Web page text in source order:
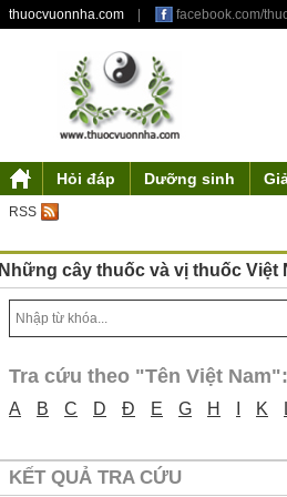
thuocvuonnha.com facebook.com/
Hỏi đáp
Dưỡng sinh
RSS
Những cây thuốc và vị thuốc Việt
Tra cứu theo "Tên Việt Nam":
A B C D Đ E G H K
KẾT QUẢ TRA CỨU